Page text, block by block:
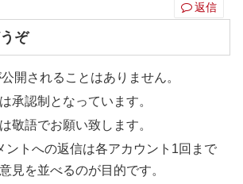
返信
ぞ
開されることはありません。
承認制となっています。
敬語でお願い致します。
ントへの返信は各アカウント1回まで
見を並べるのが目的です。